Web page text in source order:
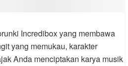
Incredibox yang membawa
yang memukau, karakter
Anda menciptakan karya musik